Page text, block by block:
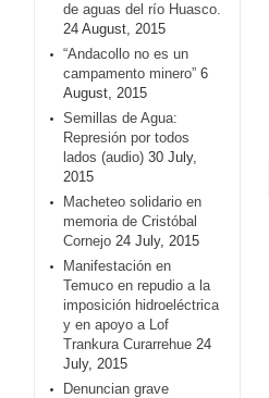
de aguas del río Huasco.
24 August, 2015
“Andacollo no es un
campamento minero” 6
August, 2015
Semillas de Agua:
Represión por todos
lados (audio) 30 July,
2015
Macheteo solidario en
memoria de Cristóbal
Cornejo 24 July, 2015
Manifestación en
Temuco en repudio a la
imposición hidroeléctrica
y en apoyo a Lof
Trankura Curarrehue 24
July, 2015
Denuncian grave